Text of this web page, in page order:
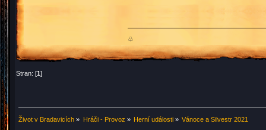
♧
Stran: [1]
Život v Bradavicích » Hráči - Provoz » Herní události» Vánoce a Silvestr 2021